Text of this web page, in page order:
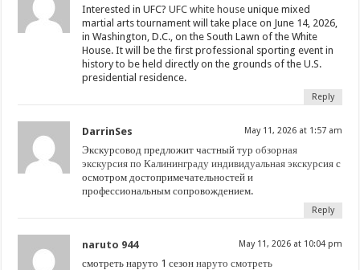
Interested in UFC?UFC white house unique mixed
martial arts tournament will take place on June 14, 2026,
in Washington, D.C., on the South Lawn of the White
House. It will be the first professional sporting event in
history to be held directly on the grounds of the U.S.
presidential residence.
Reply
DarrinSes May 11, 2026 at 1:57 am
Экскурсовод предложит частный туробзорная
экскурсия по Калининграду индивидуальная экскурсия с
осмотром достопримечательностей и
профессиональным сопровождением.
Reply
naruto 944 May 11, 2026 at 10:04 pm
смотреть наруто 1 сезоннаруто смотреть